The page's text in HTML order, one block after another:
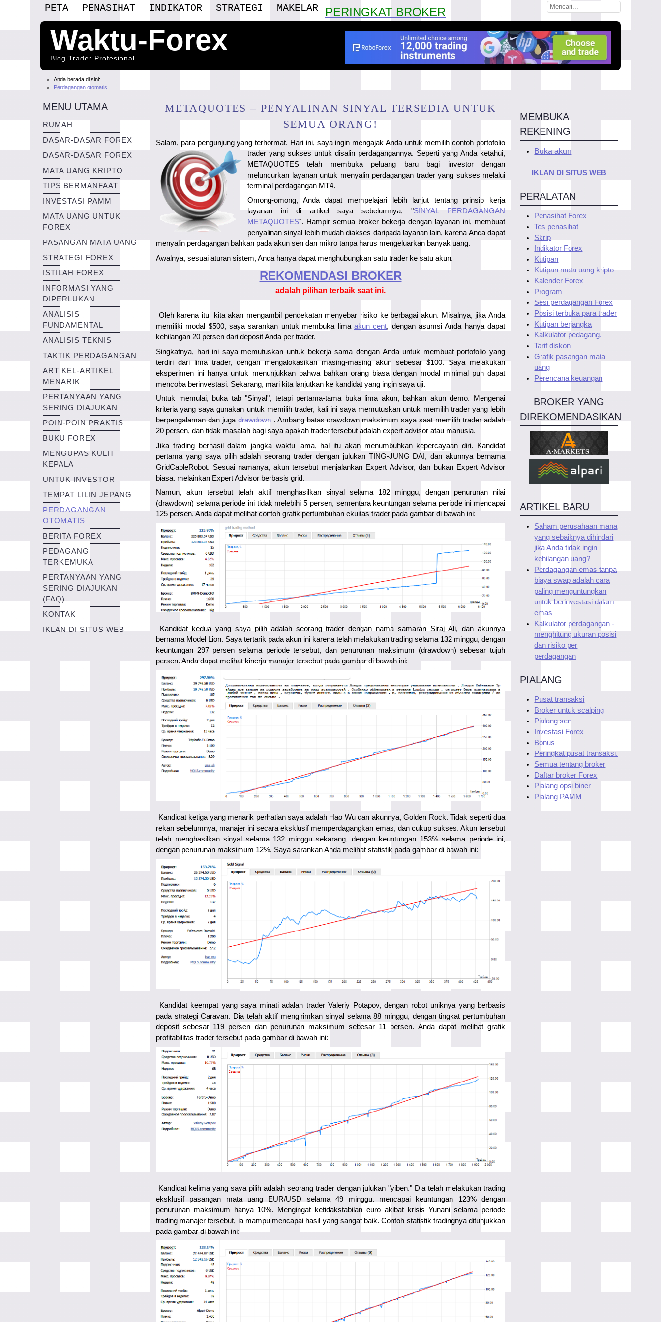
PETA PENASIHAT INDIKATOR STRATEGI MAKELAR PERINGKAT BROKER
Waktu-Forex
Blog Trader Profesional
Anda berada di sini:
Perdagangan otomatis
MENU UTAMA
RUMAH
DASAR-DASAR FOREX
DASAR-DASAR FOREX
MATA UANG KRIPTO
TIPS BERMANFAAT
INVESTASI PAMM
MATA UANG UNTUK
FOREX
PASANGAN MATA UANG
STRATEGI FOREX
ISTILAH FOREX
INFORMASI YANG
DIPERLUKAN
ANALISIS
FUNDAMENTAL
ANALISIS TEKNIS
TAKTIK PERDAGANGAN
ARTIKEL-ARTIKEL
MENARIK
PERTANYAAN YANG
SERING DIAJUKAN
POIN-POIN PRAKTIS
BUKU FOREX
MENGUPAS KULIT
KEPALA
UNTUK INVESTOR
TEMPAT LILIN JEPANG
PERDAGANGAN
OTOMATIS
BERITA FOREX
PEDAGANG
TERKEMUKA
PERTANYAAN YANG
SERING DIAJUKAN
(FAQ)
KONTAK
IKLAN DI SITUS WEB
METAQUOTES – PENYALINAN SINYAL TERSEDIA UNTUK
SEMUA ORANG!
Salam, para pengunjung yang terhormat. Hari ini, saya ingin mengajak Anda untuk memilih contoh portofolio
trader yang sukses untuk disalin perdagangannya. Seperti yang Anda ketahui,
METAQUOTES telah membuka peluang baru bagi investor dengan
meluncurkan layanan untuk menyalin perdagangan trader yang sukses melalui
terminal perdagangan MT4.
Omong-omong, Anda dapat mempelajari lebih lanjut tentang prinsip kerja
layanan ini di artikel saya sebelumnya, "SINYAL PERDAGANGAN
METAQUOTES". Hampir semua broker bekerja dengan layanan ini, membuat
penyalinan sinyal lebih mudah diakses daripada layanan lain, karena Anda dapat
menyalin perdagangan bahkan pada akun sen dan mikro tanpa harus mengeluarkan banyak uang.
Awalnya, sesuai aturan sistem, Anda hanya dapat menghubungkan satu trader ke satu akun.
REKOMENDASI ​​BROKER
adalah pilihan terbaik saat ini.
Oleh karena itu, kita akan mengambil pendekatan menyebar risiko ke berbagai akun. Misalnya, jika Anda
memiliki modal $500, saya sarankan untuk membuka lima akun cent, dengan asumsi Anda hanya dapat
kehilangan 20 persen dari deposit Anda per trader.
Singkatnya, hari ini saya memutuskan untuk bekerja sama dengan Anda untuk membuat portofolio yang
terdiri dari lima trader, dengan mengalokasikan masing-masing akun sebesar $100. Saya melakukan
eksperimen ini hanya untuk menunjukkan bahwa bahkan orang biasa dengan modal minimal pun dapat
mencoba berinvestasi. Sekarang, mari kita lanjutkan ke kandidat yang ingin saya uji.
Untuk memulai, buka tab "Sinyal", tetapi pertama-tama buka lima akun, bahkan akun demo. Mengenai
kriteria yang saya gunakan untuk memilih trader, kali ini saya memutuskan untuk memilih trader yang lebih
berpengalaman dan juga drawdown. Ambang batas drawdown maksimum saya saat memilih trader adalah
20 persen, dan tidak masalah bagi saya apakah trader tersebut adalah expert advisor atau manusia.
Jika trading berhasil dalam jangka waktu lama, hal itu akan menumbuhkan kepercayaan diri. Kandidat
pertama yang saya pilih adalah seorang trader dengan julukan TING-JUNG DAI, dan akunnya bernama
GridCableRobot. Sesuai namanya, akun tersebut menjalankan Expert Advisor, dan bukan Expert Advisor
biasa, melainkan Expert Advisor berbasis grid.
Namun, akun tersebut telah aktif menghasilkan sinyal selama 182 minggu, dengan penurunan nilai
(drawdown) selama periode ini tidak melebihi 5 persen, sementara keuntungan selama periode ini mencapai
125 persen. Anda dapat melihat contoh grafik pertumbuhan ekuitas trader pada gambar di bawah ini:
Kandidat kedua yang saya pilih adalah seorang trader dengan nama samaran Siraj Ali, dan akunnya
bernama Model Lion. Saya tertarik pada akun ini karena telah melakukan trading selama 132 minggu, dengan
keuntungan 297 persen selama periode tersebut, dan penurunan maksimum (drawdown) sebesar tujuh
persen. Anda dapat melihat kinerja manajer tersebut pada gambar di bawah ini:
Kandidat ketiga yang menarik perhatian saya adalah Hao Wu dan akunnya, Golden Rock. Tidak seperti dua
rekan sebelumnya, manajer ini secara eksklusif memperdagangkan emas, dan cukup sukses. Akun tersebut
telah menghasilkan sinyal selama 132 minggu sekarang, dengan keuntungan 153% selama periode ini,
dengan penurunan maksimum 12%. Saya sarankan Anda melihat statistik pada gambar di bawah ini:
Kandidat keempat yang saya minati adalah trader Valeriy Potapov, dengan robot uniknya yang berbasis
pada strategi Caravan. Dia telah aktif mengirimkan sinyal selama 88 minggu, dengan tingkat pertumbuhan
deposit sebesar 119 persen dan penurunan maksimum sebesar 11 persen. Anda dapat melihat grafik
profitabilitas trader tersebut pada gambar di bawah ini:
Kandidat kelima yang saya pilih adalah seorang trader dengan julukan "yiben." Dia telah melakukan trading
eksklusif pasangan mata uang EUR/USD selama 49 minggu, mencapai keuntungan 123% dengan
penurunan maksimum hanya 10%. Mengingat ketidakstabilan euro akibat krisis Yunani selama periode
trading manajer tersebut, ia mampu mencapai hasil yang sangat baik. Contoh statistik tradingnya ditunjukkan
pada gambar di bawah ini:
MEMBUKA
REKENING
Buka akun
IKLAN DI SITUS WEB
PERALATAN
Penasihat Forex
Tes penasihat
Skrip
Indikator Forex
Kutipan
Kutipan mata uang kripto
Kalender Forex
Program
Sesi perdagangan Forex
Posisi terbuka para trader
Kutipan berjangka
Kalkulator pedagang.
Tarif diskon
Grafik pasangan mata
uang
Perencana keuangan
BROKER YANG
DIREKOMENDASIKAN
ARTIKEL BARU
Saham perusahaan mana
yang sebaiknya dihindari
jika Anda tidak ingin
kehilangan uang?
Perdagangan emas tanpa
biaya swap adalah cara
paling menguntungkan
untuk berinvestasi dalam
emas
Kalkulator perdagangan -
menghitung ukuran posisi
dan risiko per
perdagangan
PIALANG
Pusat transaksi
Broker untuk scalping
Pialang sen
Investasi Forex
Bonus
Peringkat pusat transaksi.
Semua tentang broker
Daftar broker Forex
Pialang opsi biner
Pialang PAMM